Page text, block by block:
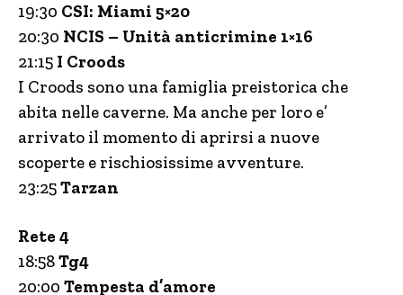
19:30 CSI: Miami 5×20
20:30 NCIS – Unità anticrimine 1×16
21:15 I Croods
I Croods sono una famiglia preistorica che
abita nelle caverne. Ma anche per loro e’
arrivato il momento di aprirsi a nuove
scoperte e rischiosissime avventure.
23:25Tarzan
Rete 4
18:58Tg4
20:00 Tempesta d’amore